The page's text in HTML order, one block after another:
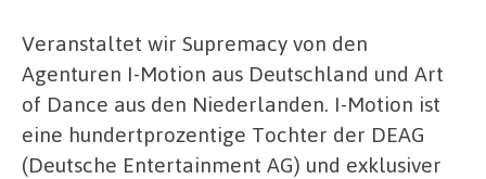
Veranstaltet wir Supremacy von den
Agenturen I-Motion aus Deutschland und Art
of Dance aus den Niederlanden. I-Motion ist
eine hundertprozentige Tochter der DEAG
(Deutsche Entertainment AG) und exklusiver